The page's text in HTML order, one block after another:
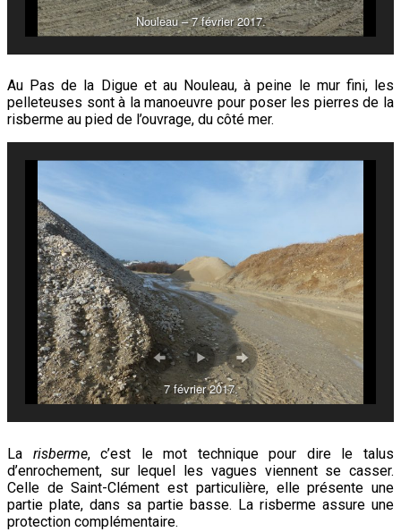
Nouleau – 7 février 2017.
Au Pas de la Digue et au Nouleau, à peine le mur fini, les
pelleteuses sont à la manoeuvre pour poser les pierres de la
risberme au pied de l’ouvrage, du côté mer.
7 février 2017.
La risberme, c’est le mot technique pour dire le talus
d’enrochement, sur lequel les vagues viennent se casser.
Celle de Saint-Clément est particulière, elle présente une
partie plate, dans sa partie basse. La risberme assure une
protection complémentaire.